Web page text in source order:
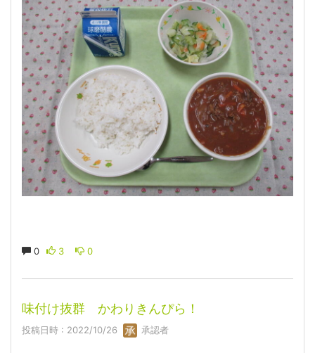
0 3 0
味付け抜群 かわりきんぴら！
投稿日時 : 2022/10/26 承認者